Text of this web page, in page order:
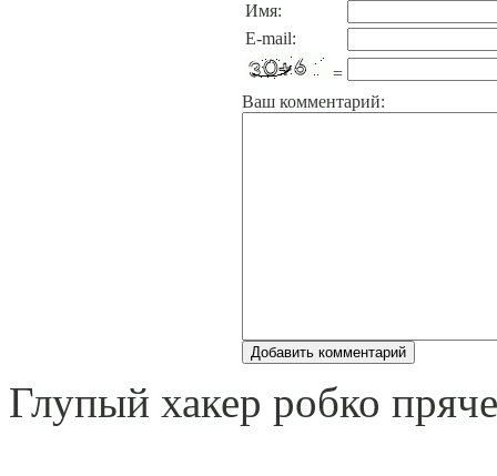
Имя:
E-mail:
=
Ваш комментарий:
Глупый хакер робко